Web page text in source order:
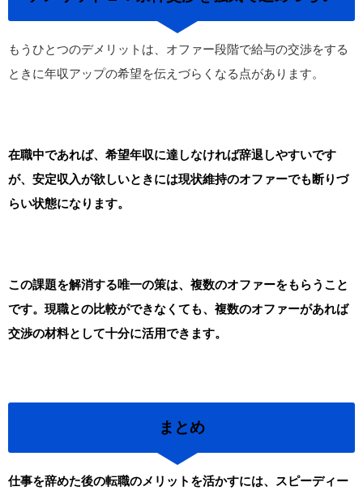
もうひとつのデメリットは、オファー段階で給与の交渉をする
ときに年収アップの希望を伝えづらくなる点があります。
在職中であれば、希望年収に達しなければ辞退しやすいです
が、安定収入が欲しいときには現状維持のオファーでも断りづ
らい状態になります。
この課題を解消する唯一の策は、複数のオファーをもらうこと
です。現職との比較ができなくても、複数のオファーがあれば
交渉の材料として十分に活用できます。
まとめ
仕事を辞めた後の転職のメリットを活かすには、スピーディー